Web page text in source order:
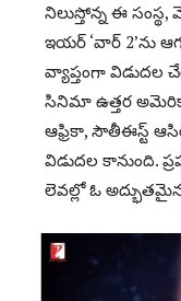
నిలుస్తోన్న ఈ
ఇయర్ ‘వార్ 2’ను
వ్యాప్తంగా విడుదల
సినిమా ఉత్తర
ఆఫ్రికా, సౌతీఈస్ట్
విడుదల కానుంది.
లెవల్లో ఓ